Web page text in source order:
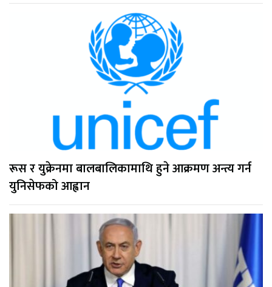
रूस र युक्रेनमा बालबालिकामाथि हुने आक्रमण अन्त्य गर्न
युनिसेफको आह्वान